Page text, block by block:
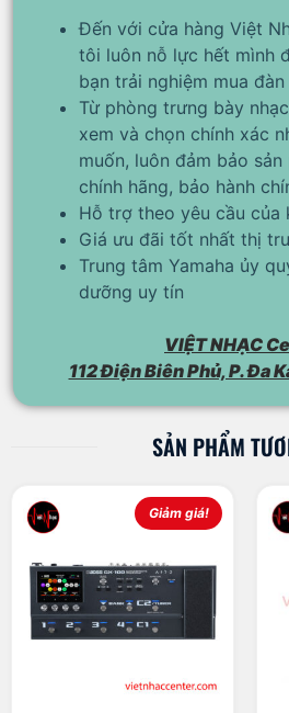
Đến với cửa hàng Việt
tôi luôn nỗ lực hết mình
bạn trải nghiệm mua
Từ phòng trưng bày
xem và chọn chính xác
muốn, luôn đảm bảo
chính hãng, bảo hành
Hỗ trợ theo yêu cầu của
Giá ưu đãi tốt nhất thị
Trung tâm Yamaha ủy
dưỡng uy tín
VIỆT NHẠC
112 Điện Biên Phủ, P. Đa
SẢN PHẨM
Giảm giá!